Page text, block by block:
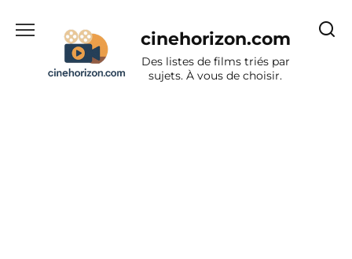
cinehorizon.com
Des listes de films triés par
sujets. À vous de choisir.